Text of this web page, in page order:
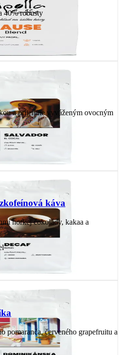
40% robusty
a príjemne vyváženým ovocným
káva
horkej čokolády, kakaa a
pomaranča, červeného grapefruitu a